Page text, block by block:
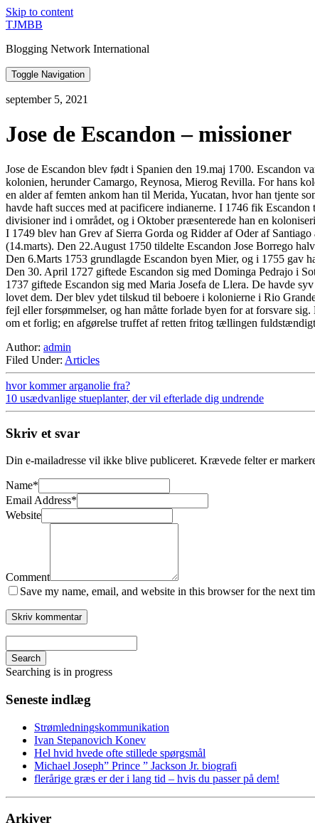
Skip to content
TJMBB
Blogging Network International
Toggle Navigation
september 5, 2021
Jose de Escandon – missioner
Jose de Escandon blev født i Spanien den 19.maj 1700. Escandon
kolonien, herunder Camargo, Reynosa, Mierog Revilla. For hans
en alder af femten ankom han til Merida, Yucatan, hvor han tjente
havde haft succes med at pacificere indianerne. I 1746 fik
divisioner ind i området, og i Oktober præsenterede han en
I 1749 blev han Grev af Sierra Gorda og Ridder af Oder af
(14.marts). Den 22.August 1750 tildelte Escandon Jose Borrego
Den 6.Marts 1753 grundlagde Escandon byen Mier, og i 1755 gav
Den 30. April 1727 giftede Escandon sig med Dominga Pedrajo i
1737 giftede Escandon sig med Maria Josefa de Llera. De havde
lovet dem. Der blev ydet tilskud til beboere i kolonierne i Rio
fejl eller forsømmelser, og han måtte forlade byen for at forsvare
om et forlig; en afgørelse truffet af retten fritog tællingen
Author: admin
Filed Under: Articles
hvor kommer arganolie fra?
10 usædvanlige stueplanter, der vil efterlade dig undrende
Skriv et svar
Din e-mailadresse vil ikke blive publiceret. Krævede felter er
Name*
Email Address*
Website
Comment
Save my name, email, and website in this browser for the next
Search
Searching is in progress
Seneste indlæg
Strømledningskommunikation
Ivan Stepanovich Konev
Hel hvid hvede ofte stillede spørgsmål
Michael Joseph” Prince ” Jackson Jr. biografi
flerårige græs er der i lang tid – hvis du passer på dem!
Arkiver